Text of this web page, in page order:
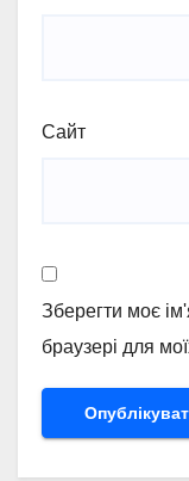
Сайт
Зберегти моє
браузері для